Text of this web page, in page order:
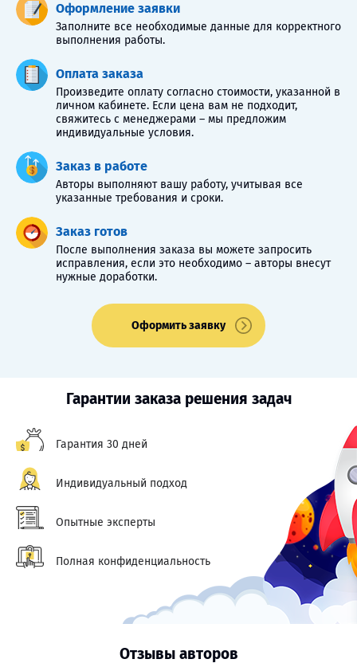
Оформление заявки
Заполните все необходимые данные для корректного
выполнения работы.
Оплата заказа
Произведите оплату согласно стоимости, указанной в
личном кабинете. Если цена вам не подходит,
свяжитесь с менеджерами – мы предложим
индивидуальные условия.
Заказ в работе
Авторы выполняют вашу работу, учитывая все
указанные требования и сроки.
Заказ готов
После выполнения заказа вы можете запросить
исправления, если это необходимо – авторы внесут
нужные доработки.
Оформить заявку
Гарантии заказа решения задач
Гарантия 30 дней
Индивидуальный подход
Опытные эксперты
Полная конфиденциальность
Отзывы авторов